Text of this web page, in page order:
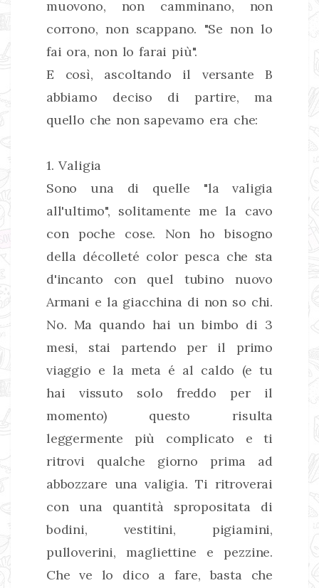
muovono, non camminano, non
corrono, non scappano. "Se non lo
fai ora, non lo farai più".
E così, ascoltando il versante B
abbiamo deciso di partire, ma
quello che non sapevamo era che:
1. Valigia
Sono una di quelle "la valigia
all'ultimo", solitamente me la cavo
con poche cose. Non ho bisogno
della décolleté color pesca che sta
d'incanto con quel tubino nuovo
Armani e la giacchina di non so chi.
No. Ma quando hai un bimbo di 3
mesi, stai partendo per il primo
viaggio e la meta é al caldo (e tu
hai vissuto solo freddo per il
momento) questo risulta
leggermente più complicato e ti
ritrovi qualche giorno prima ad
abbozzare una valigia. Ti ritroverai
con una quantità spropositata di
bodini, vestitini, pigiamini,
pulloverini, magliettine e pezzine.
Che ve lo dico a fare, basta che